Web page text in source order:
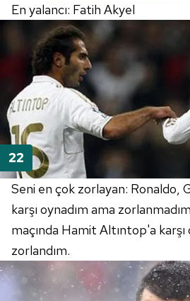
En yalancı: Fatih Akyel
Seni en çok zorlayan: Ronaldo,
karşı oynadım ama
maçında Hamit Altıntop'a karşı
zorlandım.